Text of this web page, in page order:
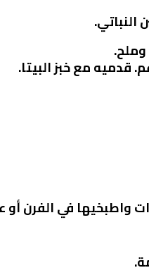
مع خبز البيتا.
في الفرن أو